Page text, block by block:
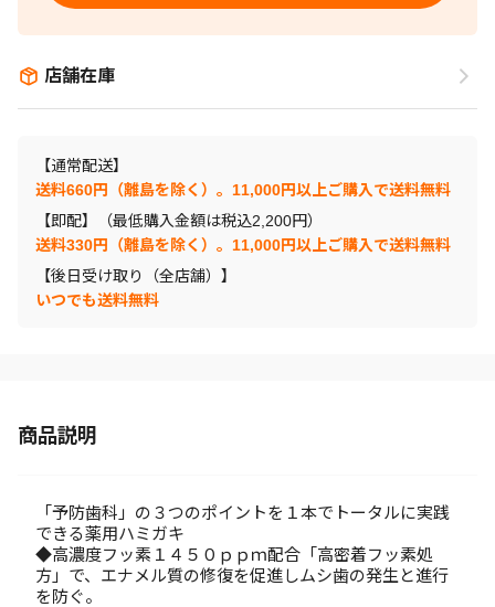
店舗在庫
【通常配送】
送料660円（離島を除く）。11,000円以上ご購入で送料無料
【即配】（最低購入金額は税込2,200円）
送料330円（離島を除く）。11,000円以上ご購入で送料無料
【後日受け取り（全店舗）】
いつでも送料無料
商品説明
「予防歯科」の３つのポイントを１本でトータルに実践
できる薬用ハミガキ
◆高濃度フッ素１４５０ｐｐｍ配合「高密着フッ素処
方」で、エナメル質の修復を促進しムシ歯の発生と進行
を防ぐ。